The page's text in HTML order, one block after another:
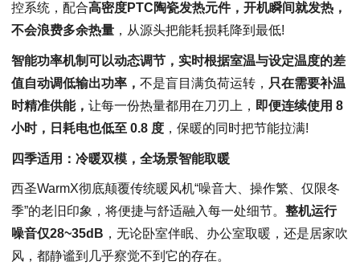
控系统，配合高密度PTC陶瓷发热元件，开机瞬间就发热，
不会浪费多余热量 ，从源头把能耗损耗降到最低!
智能功率机制可以动态调节，实时根据室温与设定温度的差
值自动调低输出功率， 不是盲目满负荷运转， 只在需要补温
时精准供能， 让每一份热量都用在刀刃上， 即便连续使用 8
小时，日耗电也低至 0.8 度 ，保暖的同时把节能拉满!
四季适用：冷暖双模，全场景智能取暖
西圣WarmX彻底颠覆传统暖风机“噪音大、操作繁、仅限冬
季”的老旧印象，将便捷与舒适融入每一处细节。 整机运行
噪音仅28~35dB ，无论卧室伴眠、办公室取暖，还是居家吹
风，都静谧到几乎察觉不到它的存在。